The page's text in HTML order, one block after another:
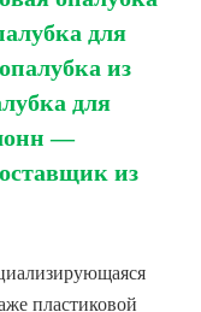
для
из
для
—
из
пластиковой